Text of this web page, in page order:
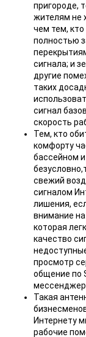
пригороде,
жителям не
чем тем,
полностью
сигнала; и
другие
таких
сигнал
скорость
Тем, кто
комфорту
бассейном
свежий
сигналом
лишения,
внимание
которая
качество
просмотр
общение по
Такая
Интернету
рабочие